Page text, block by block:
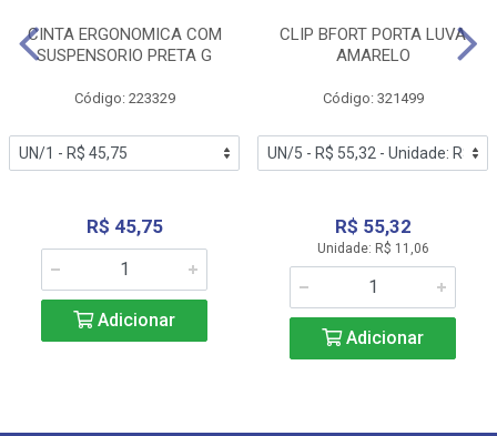
CINTA ERGONOMICA COM
SUSPENSORIO PRETA G
Código: 223329
R$ 45,75
Adicionar
CLIP BFORT PORTA LUVA
AMARELO
Código: 321499
R$ 55,32
Unidade: R$ 11,06
Adicionar